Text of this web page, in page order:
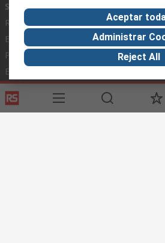
Servicios
Registrarse
Entrega
Pago
Exportar
Acerca de RS
Acerca de RS
En el mundo
Grupo corporativo
Términos del sitio Condiciones de venta
privacidad
Cookie Policy
Aceptar
Administrar
Reject All